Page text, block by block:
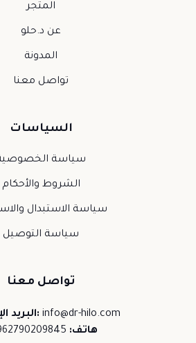
المتجر
عن د.حلو
المدونة
تواصل معنا
السياسات
سياسة
الشروط والأحكام
سياسة الاستبدال
سياسة التوصيل
تواصل معنا
البريد الإلكتروني: info@dr-hilo.com
هاتف: